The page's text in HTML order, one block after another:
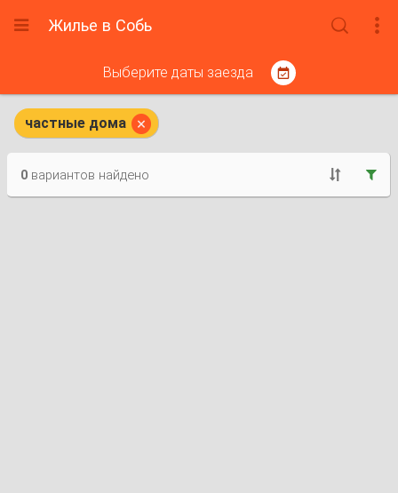
 Жилье в Собь  
Выберите даты заезда 
частные дома 


0вариантов найдено